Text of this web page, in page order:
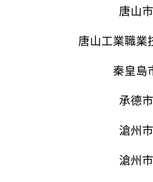
唐山市
唐山工業職業
秦皇島
承德市
滄州市
滄州市